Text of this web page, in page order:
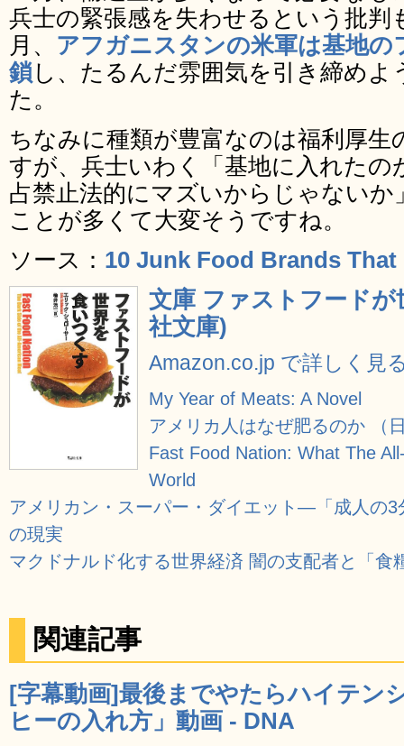
兵士の緊張感を失わせるという批判
月、 アフガニスタンの米軍は基地
鎖 し、たるんだ雰囲気を引き締め
た。
ちなみに種類が豊富なのは福利厚
すが、兵士いわく「基地に入れた
占禁止法的にマズいからじゃない
ことが多くて大変そうですね。
ソース： 10 Junk Food Brands
文庫 ファストフード
社文庫)
Amazon.co.jp で詳しく見
My Year of Meats: A Novel
アメリカ人はなぜ肥るのか （
Fast Food Nation: What The
World
アメリカン・スーパー・ダイエット―「成人の
の現実
マクドナルド化する世界経済 闇の支配者と「食
関連記事
[字幕動画]最後までやたらハイテン
ヒーの入れ方」動画 - DNA